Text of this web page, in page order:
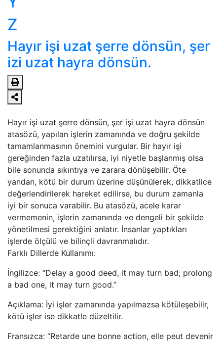
Z
Hayır işi uzat şerre dönsün, şer
izi uzat hayra dönsün.
Hayır işi uzat şerre dönsün, şer işi uzat hayra dönsün
atasözü, yapılan işlerin zamanında ve doğru şekilde
tamamlanmasının önemini vurgular. Bir hayır işi
gereğinden fazla uzatılırsa, iyi niyetle başlanmış olsa
bile sonunda sıkıntıya ve zarara dönüşebilir. Öte
yandan, kötü bir durum üzerine düşünülerek, dikkatlice
değerlendirilerek hareket edilirse, bu durum zamanla
iyi bir sonuca varabilir. Bu atasözü, acele karar
vermemenin, işlerin zamanında ve dengeli bir şekilde
yönetilmesi gerektiğini anlatır. İnsanlar yaptıkları
işlerde ölçülü ve bilinçli davranmalıdır.
Farklı Dillerde Kullanımı:
İngilizce: “Delay a good deed, it may turn bad; prolong
a bad one, it may turn good.”
Açıklama: İyi işler zamanında yapılmazsa kötüleşebilir,
kötü işler ise dikkatle düzeltilir.
Fransızca: “Retarde une bonne action, elle peut devenir